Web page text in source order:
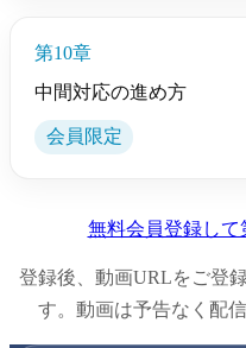
第10章
中間対応の進め方
会員限定
無料会員登録して
登録後、動画URLをご登
す。動画は予告なく配